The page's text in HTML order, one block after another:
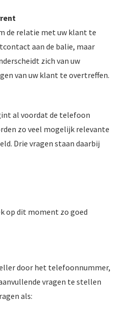
de relatie met uw klant te
aan de balie, maar
zich van uw
van uw klant te overtreffen.
al voordat de telefoon
zo veel mogelijk relevante
Drie vragen staan daarbij
op dit moment zo goed
door het telefoonnummer,
vragen te stellen
als: